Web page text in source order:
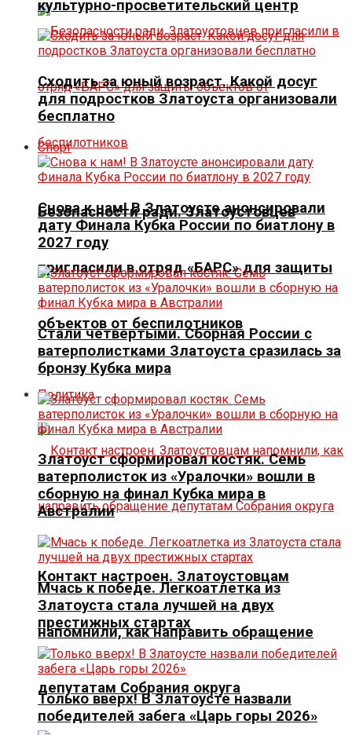
Безопасности ради. Златоустовцев
пригласили в отряд «БАРС» для защиты
объектов от беспилотников
Политика
Контакт настроен. Златоустовцам
напомнили, как направить обращение
депутатам Собрания округа
культурно-просветительский центр
Сходить за юный возраст. Какой досуг
для подростков Златоуста организовали
бесплатно
Спорт
Снова к нам! В Златоусте анонсировали
дату Финала Кубка России по биатлону в
2027 году
Стали четвертыми. Сборная России с
ватерполистками Златоуста сразилась за
бронзу Кубка мира
Златоуст сформировал костяк. Семь
ватерполисток из «Уралочки» вошли в
сборную на финал Кубка мира в
Австралии
Мчась к победе. Легкоатлетка из
Златоуста стала лучшей на двух
престижных стартах
Только вверх! В Златоусте назвали
победителей забега «Царь горы 2026»